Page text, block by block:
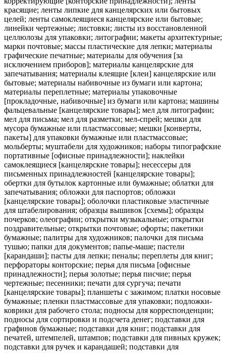
красящие; ленты липкие для канцелярских или бытовых
целей; ленты самоклеящиеся канцелярские или бытовые;
линейки чертежные; листовки; листы из восстановленной
целлюлозы для упаковки; литографии; макеты архитектурные;
марки почтовые; массы пластические для лепки; материалы
графические печатные; материалы для обучения [за
исключением приборов]; материалы канцелярские для
запечатывания; материалы клеящие [клеи] канцелярские или
бытовые; материалы набивочные из бумаги или картона;
материалы переплетные; материалы упаковочные
[прокладочные, набивочные] из бумаги или картона; машины
фальцевальные [канцелярские товары]; мел для литографии;
мел для письма; мел для разметки; мел-спрей; мешки для
мусора бумажные или пластмассовые; мешки [конверты,
пакеты] для упаковки бумажные или пластмассовые;
мольберты; муштабели для художников; наборы типографские
портативные [офисные принадлежности]; наклейки
самоклеящиеся [канцелярские товары]; несессеры для
письменных принадлежностей [канцелярские товары];
обертки для бутылок картонные или бумажные; облатки для
запечатывания; обложки для паспортов; обложки
[канцелярские товары]; оболочки пластиковые эластичные
для штабелирования; образцы вышивок [схемы]; образцы
почерков; олеографии; открытки музыкальные; открытки
поздравительные; открытки почтовые; офорты; пакетики
бумажные; палитры для художников; палочки для письма
тушью; папки для документов; папье-маше; пастели
[карандаши]; пасты для лепки; пеналы; переплеты для книг;
перфораторы конторские; перья для письма [офисные
принадлежности]; перья золотые; перья писчие; перья
чертежные; песенники; печати для сургуча; печати
[канцелярские товары]; планшеты с зажимом; платки носовые
бумажные; пленки пластмассовые для упаковки; подложки-
коврики для рабочего стола; подносы для корреспонденции;
подносы для сортировки и подсчета денег; подставки для
графинов бумажные; подставки для книг; подставки для
печатей, штемпелей, штампов; подставки для пивных кружек;
подставки для ручек и карандашей; подставки для